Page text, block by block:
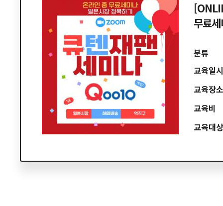
무료
분류
교육일시
교육장소
교육비
교육대상